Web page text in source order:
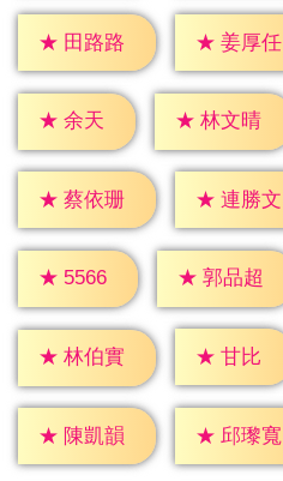
★ 田路路 ★ 姜厚任
★ 余天 ★ 林文晴
★ 蔡依珊 ★ 連勝文
★ 5566 ★ 郭品超
★ 林伯實 ★ 甘比
★ 陳凱韻 ★ 邱瓈寬